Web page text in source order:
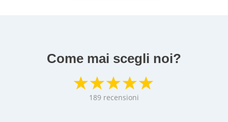
Come mai scegli noi?
189 recensioni